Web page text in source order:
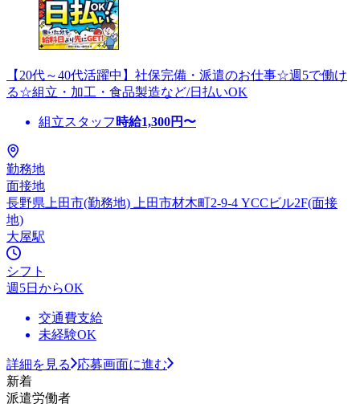
【20代～40代活躍中】社保完備・派遣のお仕事☆週5で働け
る☆組立・加工・食品製造など/日払いOK
組立スタッフ 時給1,300円〜
勤務地
面接地
長野県上田市(勤務地) 上田市材木町2-9-4 YCCビル2F(面接
地)
大屋駅
シフト
週5日からOK
交通費支給
未経験OK
詳細を見る
応募画面に進む
新着
派遣労働者